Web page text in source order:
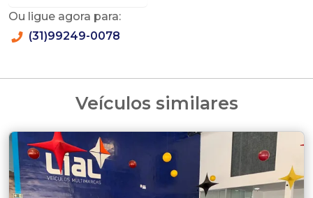
Ou ligue agora para:
(31)99249-0078
Veículos similares